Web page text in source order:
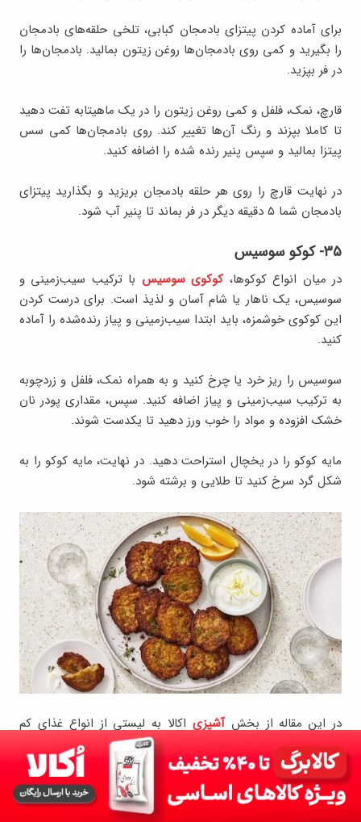
برای آماده کردن پیتزای بادمجان کبابی، تلخی حلقه‌های بادمجان
را بگیرید و کمی روی بادمجان‌ها روغن زیتون بمالید. بادمجان‌ها را
در فر بپزید.
قارچ، نمک، فلفل و کمی روغن زیتون را در یک ماهیتابه تفت دهید
تا کاملا بپزند و رنگ آن‌ها تغییر کند. روی بادمجان‌ها کمی سس
پیتزا بمالید و سپس پنیر رنده شده را اضافه کنید.
در نهایت قارچ را روی هر حلقه بادمجان بریزید و بگذارید پیتزای
بادمجان شما ۵ دقیقه دیگر در فر بماند تا پنیر آب شود.
۳۵- کوکو سوسیس
در میان انواع کوکوها،کوکوی سوسیس با ترکیب سیب‌زمینی و
سوسیس، یک ناهار یا شام آسان و لذیذ است. برای درست کردن
این کوکوی خوشمزه، باید ابتدا سیب‌زمینی و پیاز رنده‌شده را آماده
کنید.
سوسیس را ریز خرد یا چرخ کنید و به همراه نمک، فلفل و زردچوبه
به ترکیب سیب‌زمینی و پیاز اضافه کنید. سپس، مقداری پودر نان
خشک افزوده و مواد را خوب ورز دهید تا یکدست شوند.
مایه کوکو را در یخچال استراحت دهید. در نهایت، مایه کوکو را به
شکل گرد سرخ کنید تا طلایی و برشته شود.
در این مقاله از بخش آشپزی اکالا به لیستی از انواع غذای کم
هزینه و ارزان اشاره شده است. اگر دوست دارید غذاهای مقوی،
متنوع و کم هزینه برای شام و ناهار درست کنید، بهتر است از
همین حالا برنامه ریزی کنید و غذاهای لذیذی که در این مقاله به
آن‌ها اشاره شد را امتحان کنید.